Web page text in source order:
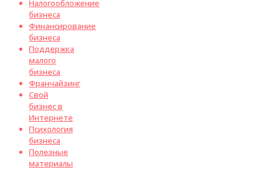
Налогообложение
бизнеса
Финансирование
бизнеса
Поддержка
малого
бизнеса
Франчайзинг
Свой
бизнес в
Интернете
Психология
бизнеса
Полезные
материалы